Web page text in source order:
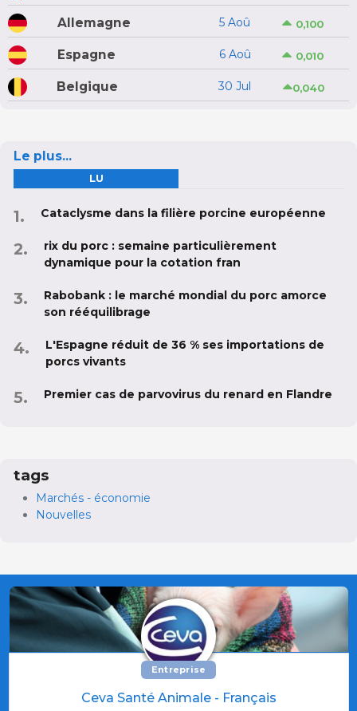
Allemagne 5 Aoû 0,100
Espagne 6 Aoû 0,010
Belgique 30 Jul 0,040
Le plus...
LU
Cataclysme dans la filière porcine européenne
rix du porc : semaine particulièrement
dynamique pour la cotation fran
Rabobank : le marché mondial du porc amorce
son rééquilibrage
L'Espagne réduit de 36 % ses importations de
porcs vivants
Premier cas de parvovirus du renard en Flandre
tags
Marchés - économie
Nouvelles
Entreprise
Ceva Santé Animale - Français